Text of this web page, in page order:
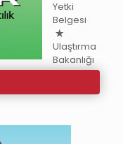
Yetki
Belgesi
Ulaştırma
Bakanlığı